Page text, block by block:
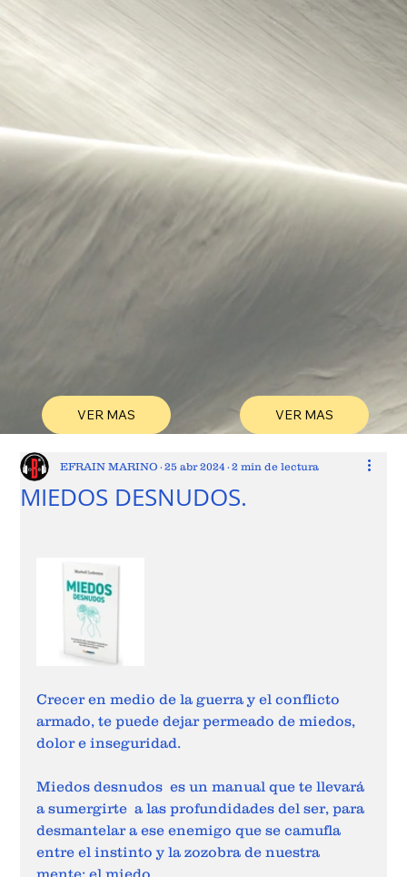
VER MAS VER MAS
MIEDOS DESNUDOS.
EFRAIN MARINO 25 abr 2024 2 min de lectura
Crecer en medio de la guerra y el conflicto
armado, te puede dejar permeado de miedos,
dolor e inseguridad.
Miedos desnudos  es un manual que te llevará
a sumergirte  a las profundidades del ser, para
desmantelar a ese enemigo que se camufla
entre el instinto y la zozobra de nuestra
mente: el miedo.